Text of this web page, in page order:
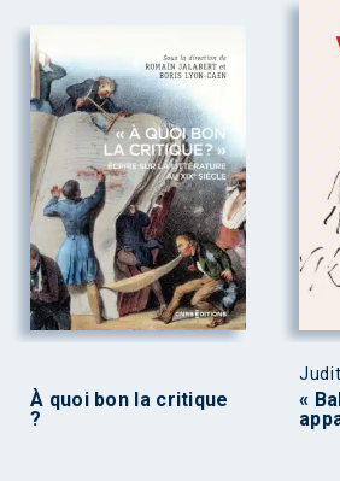
À quoi bon la critique
?
«